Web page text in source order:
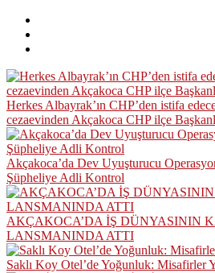
Herkes Albayrak’ın CHP’den istifa
cezaevinden Akçakoca CHP ilçe
Akçakoca’da Dev Uyuşturucu
Şüpheliye Adli Kontrol
AKÇAKOCA’DA İŞ DÜNYASININ
LANSMANINDA ATTI
Saklı Koy Otel’de Yoğunluk: Misafirler